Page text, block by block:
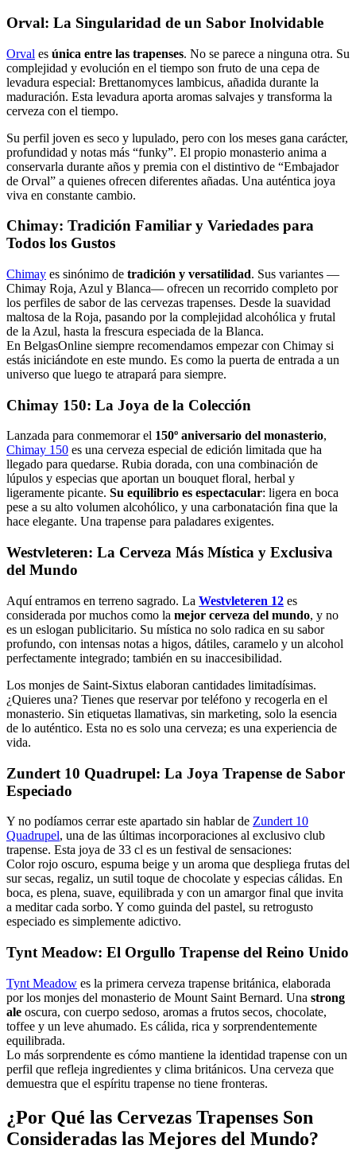
Orval: La Singularidad de un Sabor Inolvidable
Orval es única entre las trapenses. No se parece a ninguna otra. Su
complejidad y evolución en el tiempo son fruto de una cepa de
levadura especial: Brettanomyces lambicus, añadida durante la
maduración. Esta levadura aporta aromas salvajes y transforma la
cerveza con el tiempo.
Su perfil joven es seco y lupulado, pero con los meses gana carácter,
profundidad y notas más “funky”. El propio monasterio anima a
conservarla durante años y premia con el distintivo de “Embajador
de Orval” a quienes ofrecen diferentes añadas. Una auténtica joya
viva en constante cambio.
Chimay: Tradición Familiar y Variedades para
Todos los Gustos
Chimay es sinónimo de tradición y versatilidad. Sus variantes —
Chimay Roja, Azul y Blanca— ofrecen un recorrido completo por
los perfiles de sabor de las cervezas trapenses. Desde la suavidad
maltosa de la Roja, pasando por la complejidad alcohólica y frutal
de la Azul, hasta la frescura especiada de la Blanca.
En BelgasOnline siempre recomendamos empezar con Chimay si
estás iniciándote en este mundo. Es como la puerta de entrada a un
universo que luego te atrapará para siempre.
Chimay 150: La Joya de la Colección
Lanzada para conmemorar el 150º aniversario del monasterio,
Chimay 150 es una cerveza especial de edición limitada que ha
llegado para quedarse. Rubia dorada, con una combinación de
lúpulos y especias que aportan un bouquet floral, herbal y
ligeramente picante. Su equilibrio es espectacular: ligera en boca
pese a su alto volumen alcohólico, y una carbonatación fina que la
hace elegante. Una trapense para paladares exigentes.
Westvleteren: La Cerveza Más Mística y Exclusiva
del Mundo
Aquí entramos en terreno sagrado. La Westvleteren 12 es
considerada por muchos como la mejor cerveza del mundo, y no
es un eslogan publicitario. Su mística no solo radica en su sabor
profundo, con intensas notas a higos, dátiles, caramelo y un alcohol
perfectamente integrado; también en su inaccesibilidad.
Los monjes de Saint-Sixtus elaboran cantidades limitadísimas.
¿Quieres una? Tienes que reservar por teléfono y recogerla en el
monasterio. Sin etiquetas llamativas, sin marketing, solo la esencia
de lo auténtico. Esta no es solo una cerveza; es una experiencia de
vida.
Zundert 10 Quadrupel: La Joya Trapense de Sabor
Especiado
Y no podíamos cerrar este apartado sin hablar de Zundert 10
Quadrupel, una de las últimas incorporaciones al exclusivo club
trapense. Esta joya de 33 cl es un festival de sensaciones:
Color rojo oscuro, espuma beige y un aroma que despliega frutas del
sur secas, regaliz, un sutil toque de chocolate y especias cálidas. En
boca, es plena, suave, equilibrada y con un amargor final que invita
a meditar cada sorbo. Y como guinda del pastel, su retrogusto
especiado es simplemente adictivo.
Tynt Meadow: El Orgullo Trapense del Reino Unido
Tynt Meadow es la primera cerveza trapense británica, elaborada
por los monjes del monasterio de Mount Saint Bernard. Una strong
ale oscura, con cuerpo sedoso, aromas a frutos secos, chocolate,
toffee y un leve ahumado. Es cálida, rica y sorprendentemente
equilibrada.
Lo más sorprendente es cómo mantiene la identidad trapense con un
perfil que refleja ingredientes y clima británicos. Una cerveza que
demuestra que el espíritu trapense no tiene fronteras.
¿Por Qué las Cervezas Trapenses Son
Consideradas las Mejores del Mundo?